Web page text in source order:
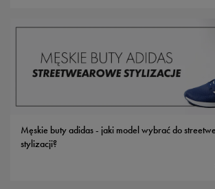
Męskie buty adidas - jaki model wybrać do
stylizacji?